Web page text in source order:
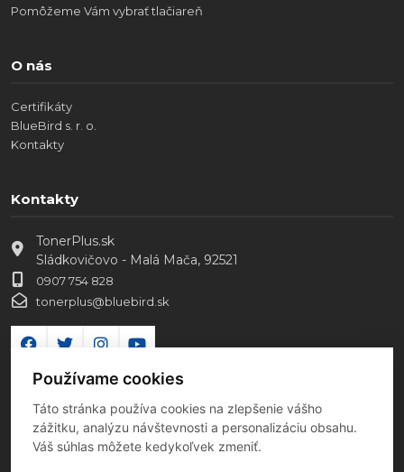
Pomôžeme Vám vybrať tlačiareň
O nás
Certifikáty
BlueBird s. r. o.
Kontakty
Kontakty
TonerPlus.sk
Sládkovičovo - Malá Mača, 92521
0907 754 828
tonerplus@bluebird.sk
Používame cookies
Táto stránka používa cookies na zlepšenie vášho
zážitku, analýzu návštevnosti a personalizáciu obsahu.
Váš súhlas môžete kedykoľvek zmeniť.